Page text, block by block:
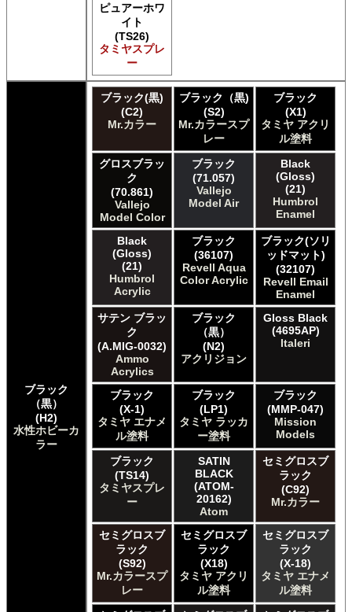
Acrylicos Vallejo Vallejo Weathering FX
Acrylicos Vallejo Vallejo Xpress カラー
E7 Paints E7 Paints
Games Workshop Limited Citadel Air
Games Workshop Limited Citadelカラー
Games Workshop Limited 先Citadel カラー
HATAKA HOBBY Hataka
Humbrol - Hornby Hobbies Humbrol Acrylic
Humbrol of Hornby Hobbies Humbrol Enamel
ICM ICM Paints
Lifecolor Lifecolor
Meng Meng Color
Mig Jimenez Ammo Acrylics
Mig Jimenez Atom
Mission Models Mission Models
Mr. Paint MRP Mr Paint Products
Revell of Germany Revell Aqua Color Acrylic
Revell of Germany Revell Email Enamel
Revell of Germany Revell スプレーカラー
Testors of Rust-Oleum Group Testors Model Master
Testors of Rust-Oleum Group Testors Model Master
Enamel
The Army Painter Army Painter
The Scale Modellers Supply SMS
Xtracolor Xtracolor
ガイアノーツ ガイア エナメル カラー
ガイアノーツ ガイアカラー
タミヤ タミヤ アクリル塗料
タミヤ タミヤ アクリル塗料 (フラット)
タミヤ タミヤ エアーモデルスプレー
タミヤ タミヤ エナメル塗料
タミヤ タミヤ トップコート/サーフェイサー/プライマー
タミヤ タミヤ ラッカー塗料
タミヤ タミヤスプレー
タミヤ タミヤスプレー
ピュアーホワ
イト
(TS26)
タミヤスプレ
ー
ブラック
（黒）
(H2)
水性ホビーカ
ラー
ブラック(黒)
(C2)
Mr.カラー
ブラック（黒)
(S2)
Mr.カラースプ
レー
ブラック
(X1)
タミヤ アクリ
ル塗料
グロスブラッ
ク
(70.861)
Vallejo
Model Color
ブラック
(71.057)
Vallejo
Model Air
Black
(Gloss)
(21)
Humbrol
Enamel
Black
(Gloss)
(21)
Humbrol
Acrylic
ブラック
(36107)
Revell Aqua
Color Acrylic
ブラック(ソリ
ッドマット)
(32107)
Revell Email
Enamel
サテン ブラッ
ク
(A.MIG-0032)
Ammo
Acrylics
ブラック
（黒）
(N2)
アクリジョン
Gloss Black
(4695AP)
Italeri
ブラック
(X-1)
タミヤ エナメ
ル塗料
ブラック
(LP1)
タミヤ ラッカ
ー塗料
ブラック
(MMP-047)
Mission
Models
ブラック
(TS14)
タミヤスプレ
ー
SATIN
BLACK
(ATOM-
20162)
Atom
セミグロスブ
ラック
(C92)
Mr.カラー
セミグロスブ
ラック
(S92)
Mr.カラースプ
レー
セミグロスブ
ラック
(X18)
タミヤ アクリ
ル塗料
セミグロスブ
ラック
(X-18)
タミヤ エナメ
ル塗料